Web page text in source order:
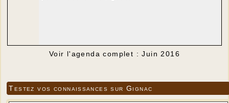
Voir l'agenda complet : Juin 2016
Testez vos connaissances sur Gignac